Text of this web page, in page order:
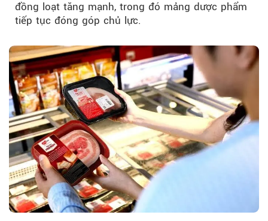
đồng loạt tăng mạnh, trong đó mảng dược phẩm
tiếp tục đóng góp chủ lực.